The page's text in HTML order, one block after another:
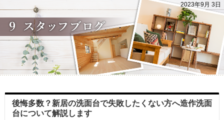
2023年9月 3日
後悔多数？新居の洗面台で失敗したくない方へ造作洗面
台について解説します